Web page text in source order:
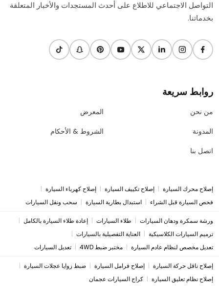
التواصل الاجتماعي للاطلاع على أحدث المستجدات والأخبار المتعلقة
بخدماتنا.
روابط سريعة
من نحن
المدونة
اتصل بنا
المعرض
الشروط & الأحكام
إصلاح محرك السيارة | إصلاح تكييف السيارة | إصلاح كهرباء السيارة |
فحص السيارة قبل الشراء | استبدال بطارية السيارة | سحب ونقل السيارات
ورشة سمكرة ودهان السيارات | طلاء السيارات | إعادة طلاء السيارة بالكامل |
ترميم السيارات الكلاسيكية | العناية التفصيلية بالسيارات |
تعديل مخصص لنظام عادم السيارة | مختبر ضبط 4WD | تعديل السيارات
إصلاح ناقل حركة السيارة | إصلاح فرامل السيارة | ضبط زوايا عجلات السيارة |
إصلاح نظام تعليق السيارة | كراج السيارات عجمان